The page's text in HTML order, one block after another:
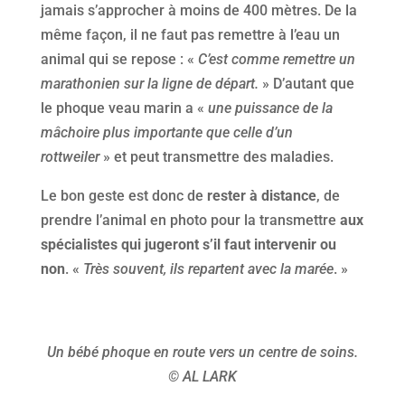
jamais s’approcher à moins de 400 mètres. De la
même façon, il ne faut pas remettre à l’eau un
animal qui se repose : « C’est comme remettre un
marathonien sur la ligne de départ. » D’autant que
le phoque veau marin a « une puissance de la
mâchoire plus importante que celle d’un
rottweiler» et peut transmettre des maladies.
Le bon geste est donc de rester à distance, de
prendre l’animal en photo pour la transmettre aux
spécialistes qui jugeront s’il faut intervenir ou
non. « Très souvent, ils repartent avec la marée. »
Un bébé phoque en route vers un centre de soins.
© AL LARK